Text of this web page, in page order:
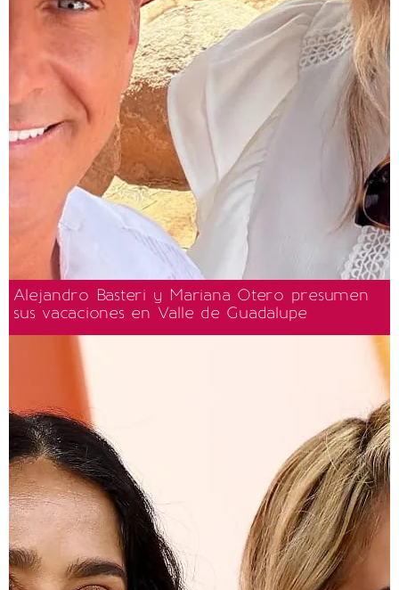
Alejandro Basteri y Mariana Otero presumen
sus vacaciones en Valle de Guadalupe